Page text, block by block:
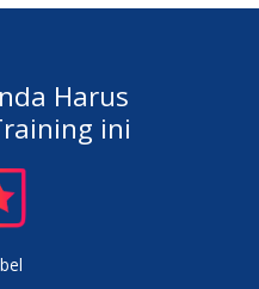
Harus
ini